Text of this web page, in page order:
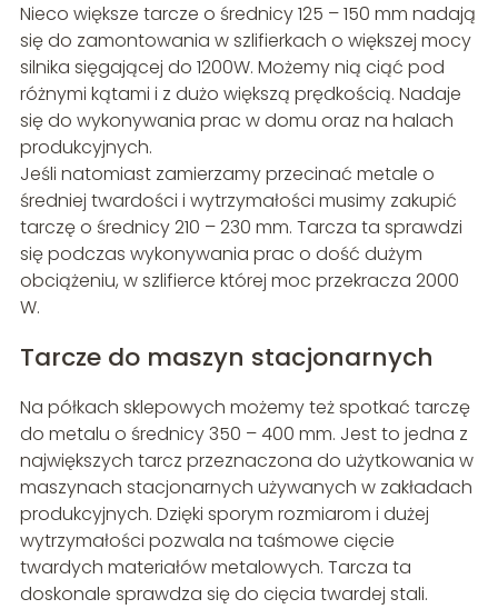
Nieco większe tarcze o średnicy 125 – 150 mm nadają
się do zamontowania w szlifierkach o większej mocy
silnika sięgającej do 1200W. Możemy nią ciąć pod
różnymi kątami i z dużo większą prędkością. Nadaje
się do wykonywania prac w domu oraz na halach
produkcyjnych.
Jeśli natomiast zamierzamy przecinać metale o
średniej twardości i wytrzymałości musimy zakupić
tarczę o średnicy 210 – 230 mm. Tarcza ta sprawdzi
się podczas wykonywania prac o dość dużym
obciążeniu, w szlifierce której moc przekracza 2000
W.
Tarcze do maszyn stacjonarnych
Na półkach sklepowych możemy też spotkać tarczę
do metalu o średnicy 350 – 400 mm. Jest to jedna z
największych tarcz przeznaczona do użytkowania w
maszynach stacjonarnych używanych w zakładach
produkcyjnych. Dzięki sporym rozmiarom i dużej
wytrzymałości pozwala na taśmowe cięcie
twardych materiałów metalowych. Tarcza ta
doskonale sprawdza się do cięcia twardej stali.